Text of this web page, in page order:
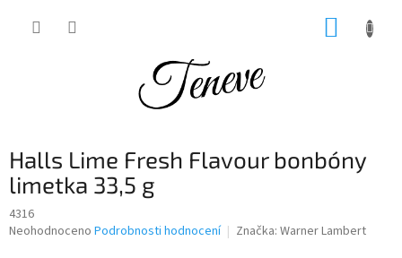
Halls Lime Fresh Flavour bonbóny
limetka 33,5 g
4316
Průměrné
Neohodnoceno Podrobnosti hodnocení Značka: Warner Lambert